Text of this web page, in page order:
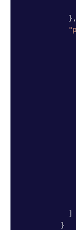
            },
            ]
          }